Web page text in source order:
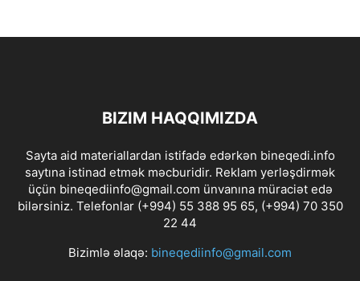
BIZIM HAQQIMIZDA
Sayta aid materiallardan istifadə edərkən bineqedi.info
saytına istinad etmək məcburidir. Reklam yerləşdirmək
üçün bineqediinfo@gmail.com ünvanına müraciət edə
bilərsiniz. Telefonlar (+994) 55 388 95 65, (+994) 70 350
22 44
Bizimlə əlaqə: bineqediinfo@gmail.com